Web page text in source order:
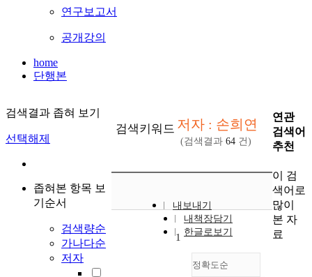
연구보고서
공개강의
home
단행본
검색결과 좁혀 보기
선택해제
좁혀본 항목 보
기순서
검색량순
가나다순
저자
검색키워드 저자 : 손희연
(검색결과 64 건)
내보내기
내책장담기
한글로보기
정확도순
1
연관
검색어
추천
이 검
색어로
많이
본 자
료